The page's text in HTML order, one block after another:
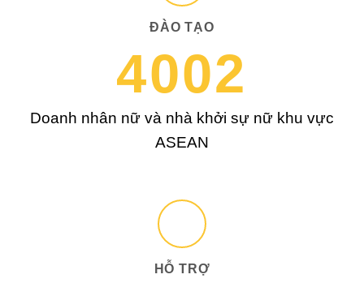
ĐÀO TẠO
4002
Doanh nhân nữ và nhà khởi sự nữ khu vực
ASEAN
HỖ TRỢ